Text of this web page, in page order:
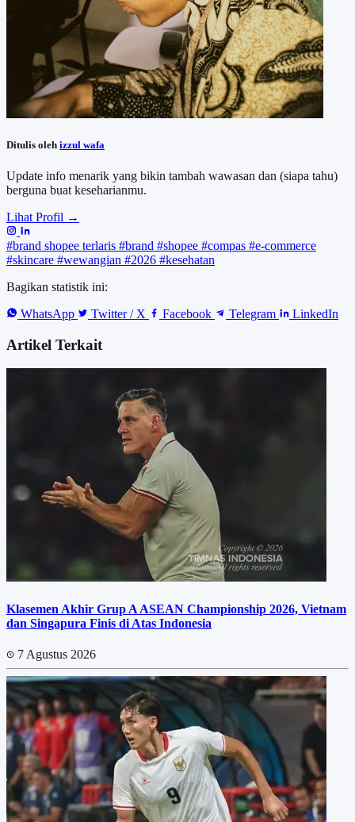
Ditulis oleh izzul wafa
Update info menarik yang bikin tambah wawasan dan (siapa tahu)
berguna buat keseharianmu.
Lihat Profil →
#brand shopee terlaris #brand #shopee #compas #e-commerce
#skincare #wewangian #2026 #kesehatan
Bagikan statistik ini:
WhatsApp
Twitter / X Facebook Telegram LinkedIn
Artikel Terkait
Klasemen Akhir Grup A ASEAN Championship 2026, Vietnam
dan Singapura Finis di Atas Indonesia
7 Agustus 2026